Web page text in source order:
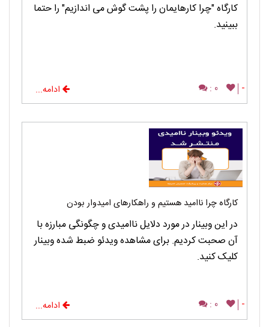
کارگاه "چرا کارهایمان را پشت گوش می اندازیم" را حتما
ببینید.
-
0 : ادامه...
کارگاه چرا ناامید هستیم و راهکارهای امیدوار بودن
در این وبینار در مورد دلایل ناامیدی و چگونگی مبارزه با
آن صحبت کردیم. برای مشاهده ویدئو ضبط شده وبینار
کلیک کنید.
-
0 : ادامه...